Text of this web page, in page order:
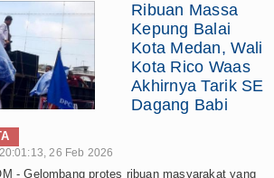
Ribuan Massa
Kepung Balai
Kota Medan, Wali
Kota Rico Waas
Akhirnya Tarik SE
Dagang Babi
20:01:13, 26 Feb 2026
- Gelombang protes ribuan masyarakat yang